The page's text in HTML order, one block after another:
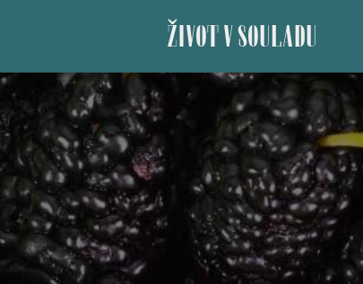
ŽIVOT V SOULADU